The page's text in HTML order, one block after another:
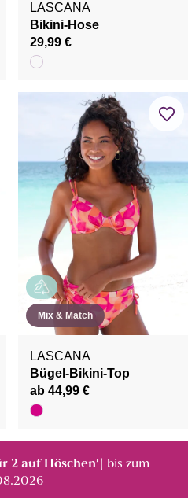
LASCANA
Bikini-Hose
29,99 €
Mix & Match
LASCANA
Bügel-Bikini-Top
ab 44,99 €
2 auf Höschen¹
| bis zum